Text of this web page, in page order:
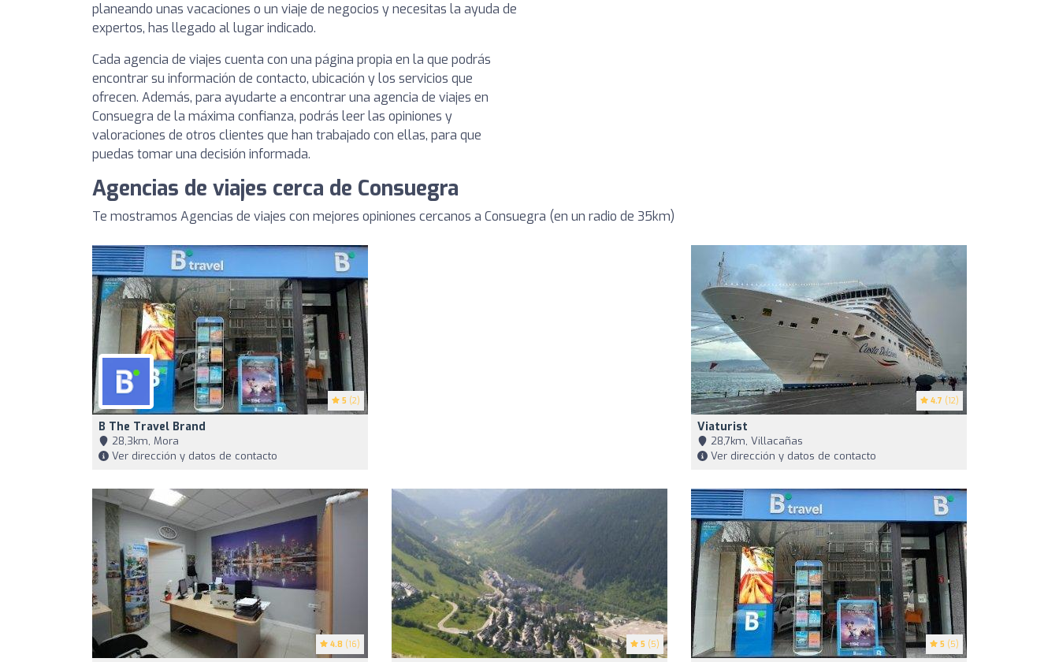
planeando unas vacaciones o un viaje de negocios y necesitas la ayuda de
expertos, has llegado al lugar indicado.
Cada agencia de viajes cuenta con una página propia en la que podrás
encontrar su información de contacto, ubicación y los servicios que
ofrecen. Además, para ayudarte a encontrar una agencia de viajes en
Consuegra de la máxima confianza, podrás leer las opiniones y
valoraciones de otros clientes que han trabajado con ellas, para que
puedas tomar una decisión informada.
Agencias de viajes cerca de Consuegra
Te mostramos Agencias de viajes con mejores opiniones cercanos a Consuegra (en un radio de 35km)
5 (2)
B The Travel Brand
28,3km, Mora
Ver dirección y datos de contacto
4.7 (12)
Viaturist
28,7km, Villacañas
Ver dirección y datos de contacto
4.8 (16) 5 (5) 5 (5)